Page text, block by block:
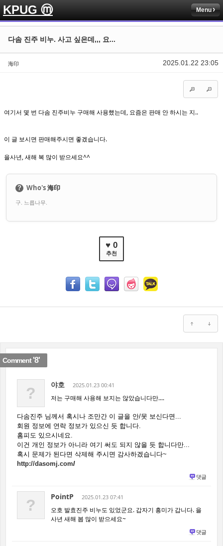
KPUG ⓜ Menu
2025.01.22 23:05
다솜 진주 비누. 사고 싶은데,,, 요...
海印
여기서 몇 번 다솜 진주비누 구매해 사용했는데, 요즘은 판매 안 하시는 지..
이 글 보시면 판매해주시면 좋겠습니다.
을사년, 새해 복 많이 받으세요^^
? Who's海印
구. 느릅나무.
♥ 0
추천
Comment'8'
? 야호 2025.01.23 00:41
저는 구매해 사용해 보지는 않았습니다만....
다솜진주 님께서 혹시나 조만간 이 글을 안/못 보신다면...
회원 정보에 연락 정보가 있으신 듯 합니다.
홈피도 있으시네요.
이건 개인 정보가 아니라 여기 써도 되지 않을 듯 합니다만...
혹시 문제가 된다면 삭제해 주시면 감사하겠습니다~
http://dasomj.com/
댓글
? PointP 2025.01.23 07:41
오호 발효진주 비누도 있었군요. 갑자기 흥미가 갑니다. 을
사년 새해 봅 많이 받으세요~
댓글
Sketchbook5, 스케치북5
Sketchbook5, 스케치북5
Sketchbook5, 스케치북5
Sketchbook5, 스케치북5